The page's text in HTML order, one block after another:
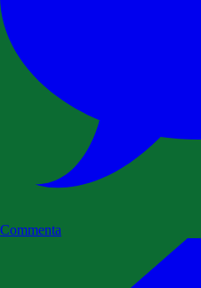
Commenta